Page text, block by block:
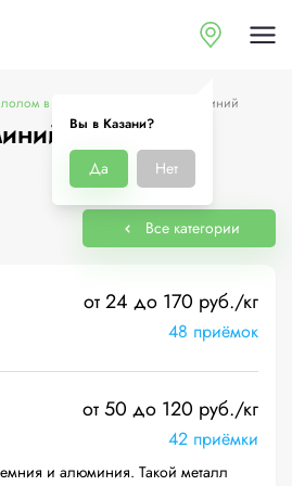
Вы в Казани?
Да Нет
в Казани Цены на алюминий
в Казани
Все категории
от 24 до 170 руб./кг
48 приёмок
от 50 до 120 руб./кг
42 приёмки
и алюминия. Такой металл